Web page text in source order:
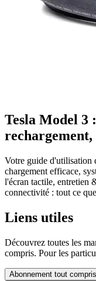
Tesla Model 3
Votre guide d'utilisation
chargement efficace,
l'écran tactile, entretien
connectivité : tout ce
Liens utiles
Découvrez toutes les
compris. Pour les
Abonnement tout compris